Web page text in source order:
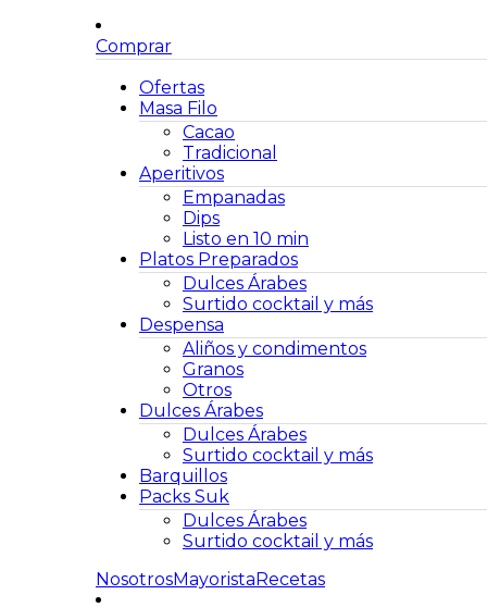
Comprar
Ofertas
Masa Filo
Cacao
Tradicional
Aperitivos
Empanadas
Dips
Listo en 10 min
Platos Preparados
Dulces Árabes
Surtido cocktail y más
Despensa
Aliños y condimentos
Granos
Otros
Dulces Árabes
Dulces Árabes
Surtido cocktail y más
Barquillos
Packs Suk
Dulces Árabes
Surtido cocktail y más
NosotrosMayoristaRecetas